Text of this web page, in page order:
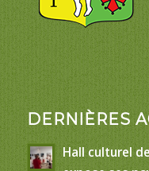
DERNIÈRES
Hall culturel